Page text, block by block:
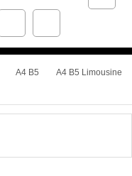
A4 B5
A4 B5 Limousine